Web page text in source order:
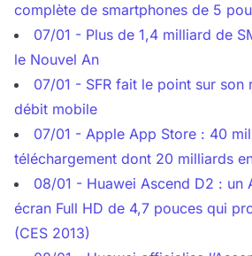
complète de smartphones de 5
07/01 - Plus de 1,4 milliard de
le Nouvel An
07/01 - SFR fait le point sur son
débit mobile
07/01 - Apple App Store : 40
téléchargement dont 20 milliards
08/01 - Huawei Ascend D2 : un
écran Full HD de 4,7 pouces qui
(CES 2013)